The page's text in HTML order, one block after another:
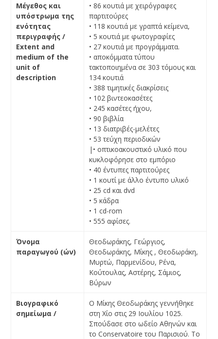
Μέγεθος και
υπόστρωμα της
ενότητας
περιγραφής /
Extent and
medium of the
unit of
description
• 86 κουτιά με χειρόγραφες
παρτιτούρες
• 118 κουτιά με γραπτά κείμενα,
• 5 κουτιά με φωτογραφίες
• 27 κουτιά με προγράμματα.
• αποκόμματα τύπου
τακτοποιημένα σε 303 τόμους και
134 κουτιά
• 388 τιμητικές διακρίσεις
• 102 βιντεοκασέτες
• 245 κασέτες ήχου,
• 90 βιβλία
• 13 διατριβές-μελέτες
• 53 τεύχη περιοδικών
|• οπτικοακουστικό υλικό που
κυκλοφόρησε στο εμπόριο
• 40 έντυπες παρτιτούρες
• 1 κουτί με άλλο έντυπο υλικό
• 25 cd και dvd
• 5 κάδρα
• 1 cd-rom
• 555 αφίσες.
Όνομα
παραγωγού (ών)
Θεοδωράκης, Γεώργιος,
Θεοδωράκης, Μίκης , Θεοδωράκη,
Μυρτώ, Παρμενίδου, Ρένα,
Κούτουλας, Αστέρης, Σάμιος,
Βύρων
Βιογραφικό
σημείωμα /
Ο Μίκης Θεοδωράκης γεννήθηκε
στη Χίο στις 29 Ιουλίου 1025.
Σπούδασε στο ωδείο Αθηνών και
το Conservatoire του Παρισιού. Το